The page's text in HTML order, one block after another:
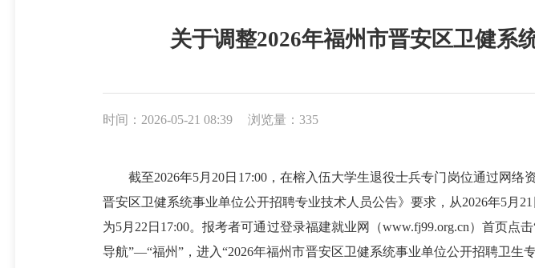
关于调整2026年福州市晋安区卫健系
时间：2026-05-21 08:39 浏览量：335
截至2026年5月20日17:00，在榕入伍大学生退役士兵专门岗位通过网络
晋安区卫健系统事业单位公开招聘专业技术人员公告》要求，从2026年5月
为5月22日17:00。报考者可通过登录福建就业网（www.fj99.org.cn）首页
导航”—“福州”，进入“2026年福州市晋安区卫健系统事业单位公开招聘卫生